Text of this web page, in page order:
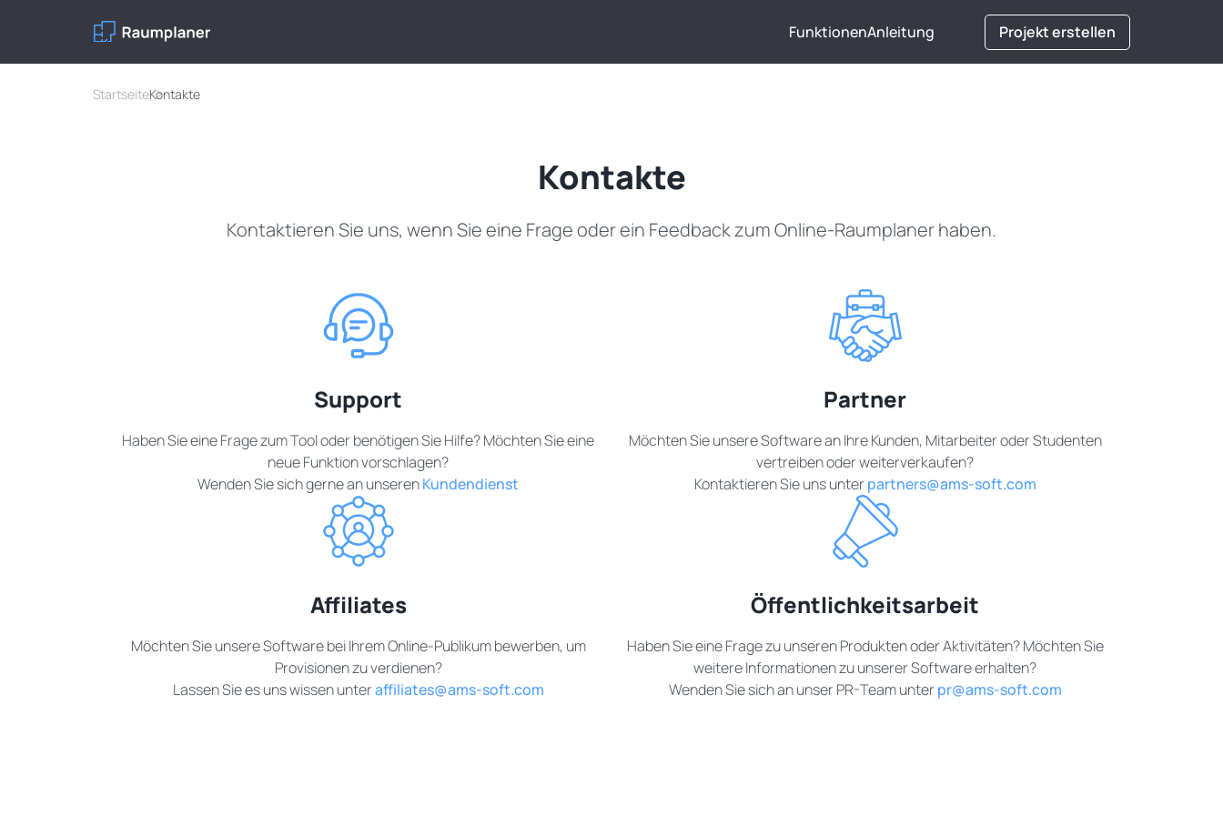
FunktionenAnleitung Projekt erstellen
StartseiteKontakte
Kontakte
Kontaktieren Sie uns, wenn Sie eine Frage oder ein Feedback zum Online-Raumplaner haben.
Support
Haben Sie eine Frage zum Tool oder benötigen Sie Hilfe? Möchten Sie eine
neue Funktion vorschlagen?
Wenden Sie sich gerne an unserenKundendienst
Partner
Möchten Sie unsere Software an Ihre Kunden, Mitarbeiter oder Studenten
vertreiben oder weiterverkaufen?
Kontaktieren Sie uns unter partners@ams-soft.com
Affiliates
Möchten Sie unsere Software bei Ihrem Online-Publikum bewerben, um
Provisionen zu verdienen?
Lassen Sie es uns wissen unteraffiliates@ams-soft.com
Öffentlichkeitsarbeit
Haben Sie eine Frage zu unseren Produkten oder Aktivitäten? Möchten Sie
weitere Informationen zu unserer Software erhalten?
Wenden Sie sich an unser PR-Team unter pr@ams-soft.com